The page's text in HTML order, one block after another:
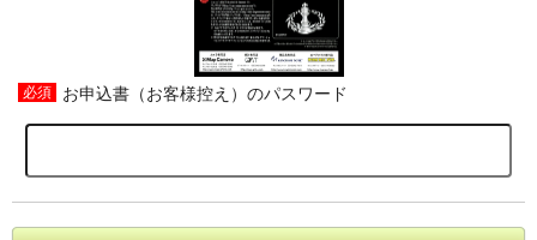
お申込書（お客様控え）のパスワード